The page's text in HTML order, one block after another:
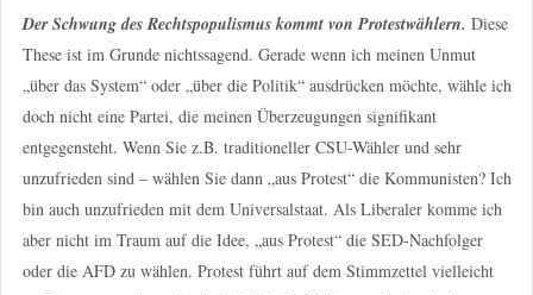
Der Schwung des Rechtspopulismus kommt von Protestwählern. Diese
These ist im Grunde nichtssagend. Gerade wenn ich meinen Unmut
„über das System“ oder „über die Politik“ ausdrücken möchte, wähle ich
doch nicht eine Partei, die meinen Überzeugungen signifikant
entgegensteht. Wenn Sie z.B. traditioneller CSU-Wähler und sehr
unzufrieden sind – wählen Sie dann „aus Protest“ die Kommunisten? Ich
bin auch unzufrieden mit dem Universalstaat. Als Liberaler komme ich
aber nicht im Traum auf die Idee, „aus Protest“ die SED-Nachfolger
oder die AFD zu wählen. Protest führt auf dem Stimmzettel vielleicht